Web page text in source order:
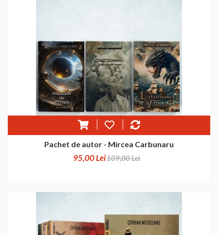
Pachet de autor - Mircea Carbunaru
95,00 Lei109,00 Lei